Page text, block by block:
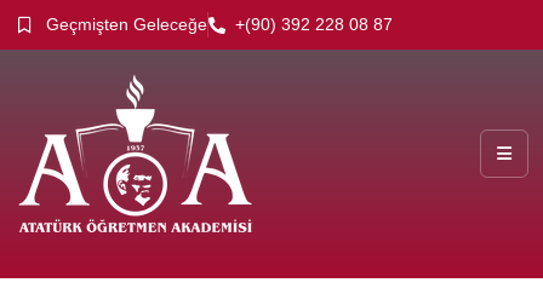
Geçmişten Geleceğe +(90) 392 228 08 87